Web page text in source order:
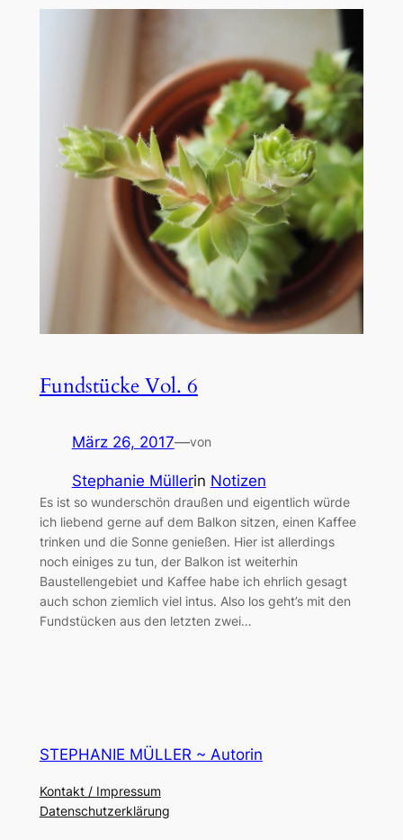
Fundstücke Vol. 6
März 26, 2017—von
Stephanie Müllerin Notizen
Es ist so wunderschön draußen und eigentlich würde
ich liebend gerne auf dem Balkon sitzen, einen Kaffee
trinken und die Sonne genießen. Hier ist allerdings
noch einiges zu tun, der Balkon ist weiterhin
Baustellengebiet und Kaffee habe ich ehrlich gesagt
auch schon ziemlich viel intus. Also los geht’s mit den
Fundstücken aus den letzten zwei…
STEPHANIE MÜLLER ~ Autorin
Kontakt / Impressum
Datenschutzerklärung